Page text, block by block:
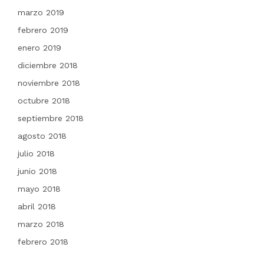
marzo 2019
febrero 2019
enero 2019
diciembre 2018
noviembre 2018
octubre 2018
septiembre 2018
agosto 2018
julio 2018
junio 2018
mayo 2018
abril 2018
marzo 2018
febrero 2018